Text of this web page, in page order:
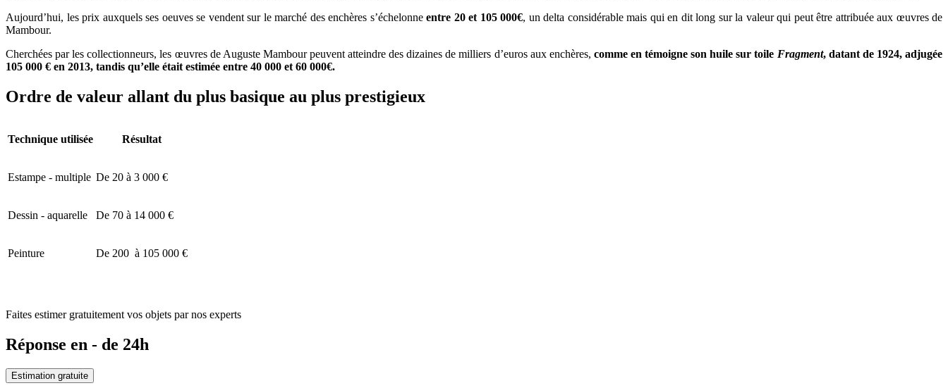
Aujourd’hui, les prix auxquels ses oeuves se vendent sur le marché des enchères s’échelonne entre 20 et 105 000€, un delta considérable mais qui en dit long sur la valeur qui peut être attribuée aux œuvres de
Mambour.
Cherchées par les collectionneurs, les œuvres de Auguste Mambour peuvent atteindre des dizaines de milliers d’euros aux enchères, comme en témoigne son huile sur toile Fragment, datant de 1924, adjugée
105 000 € en 2013, tandis qu’elle était estimée entre 40 000 et 60 000€.
Ordre de valeur allant du plus basique au plus prestigieux
Technique utilisée Résultat
Estampe - multiple De 20 à 3 000 €
Dessin - aquarelle De 70 à 14 000 €
Peinture De 200 à 105 000 €
Faites estimer gratuitement vos objets par nos experts
Réponse en - de 24h
Estimation gratuite